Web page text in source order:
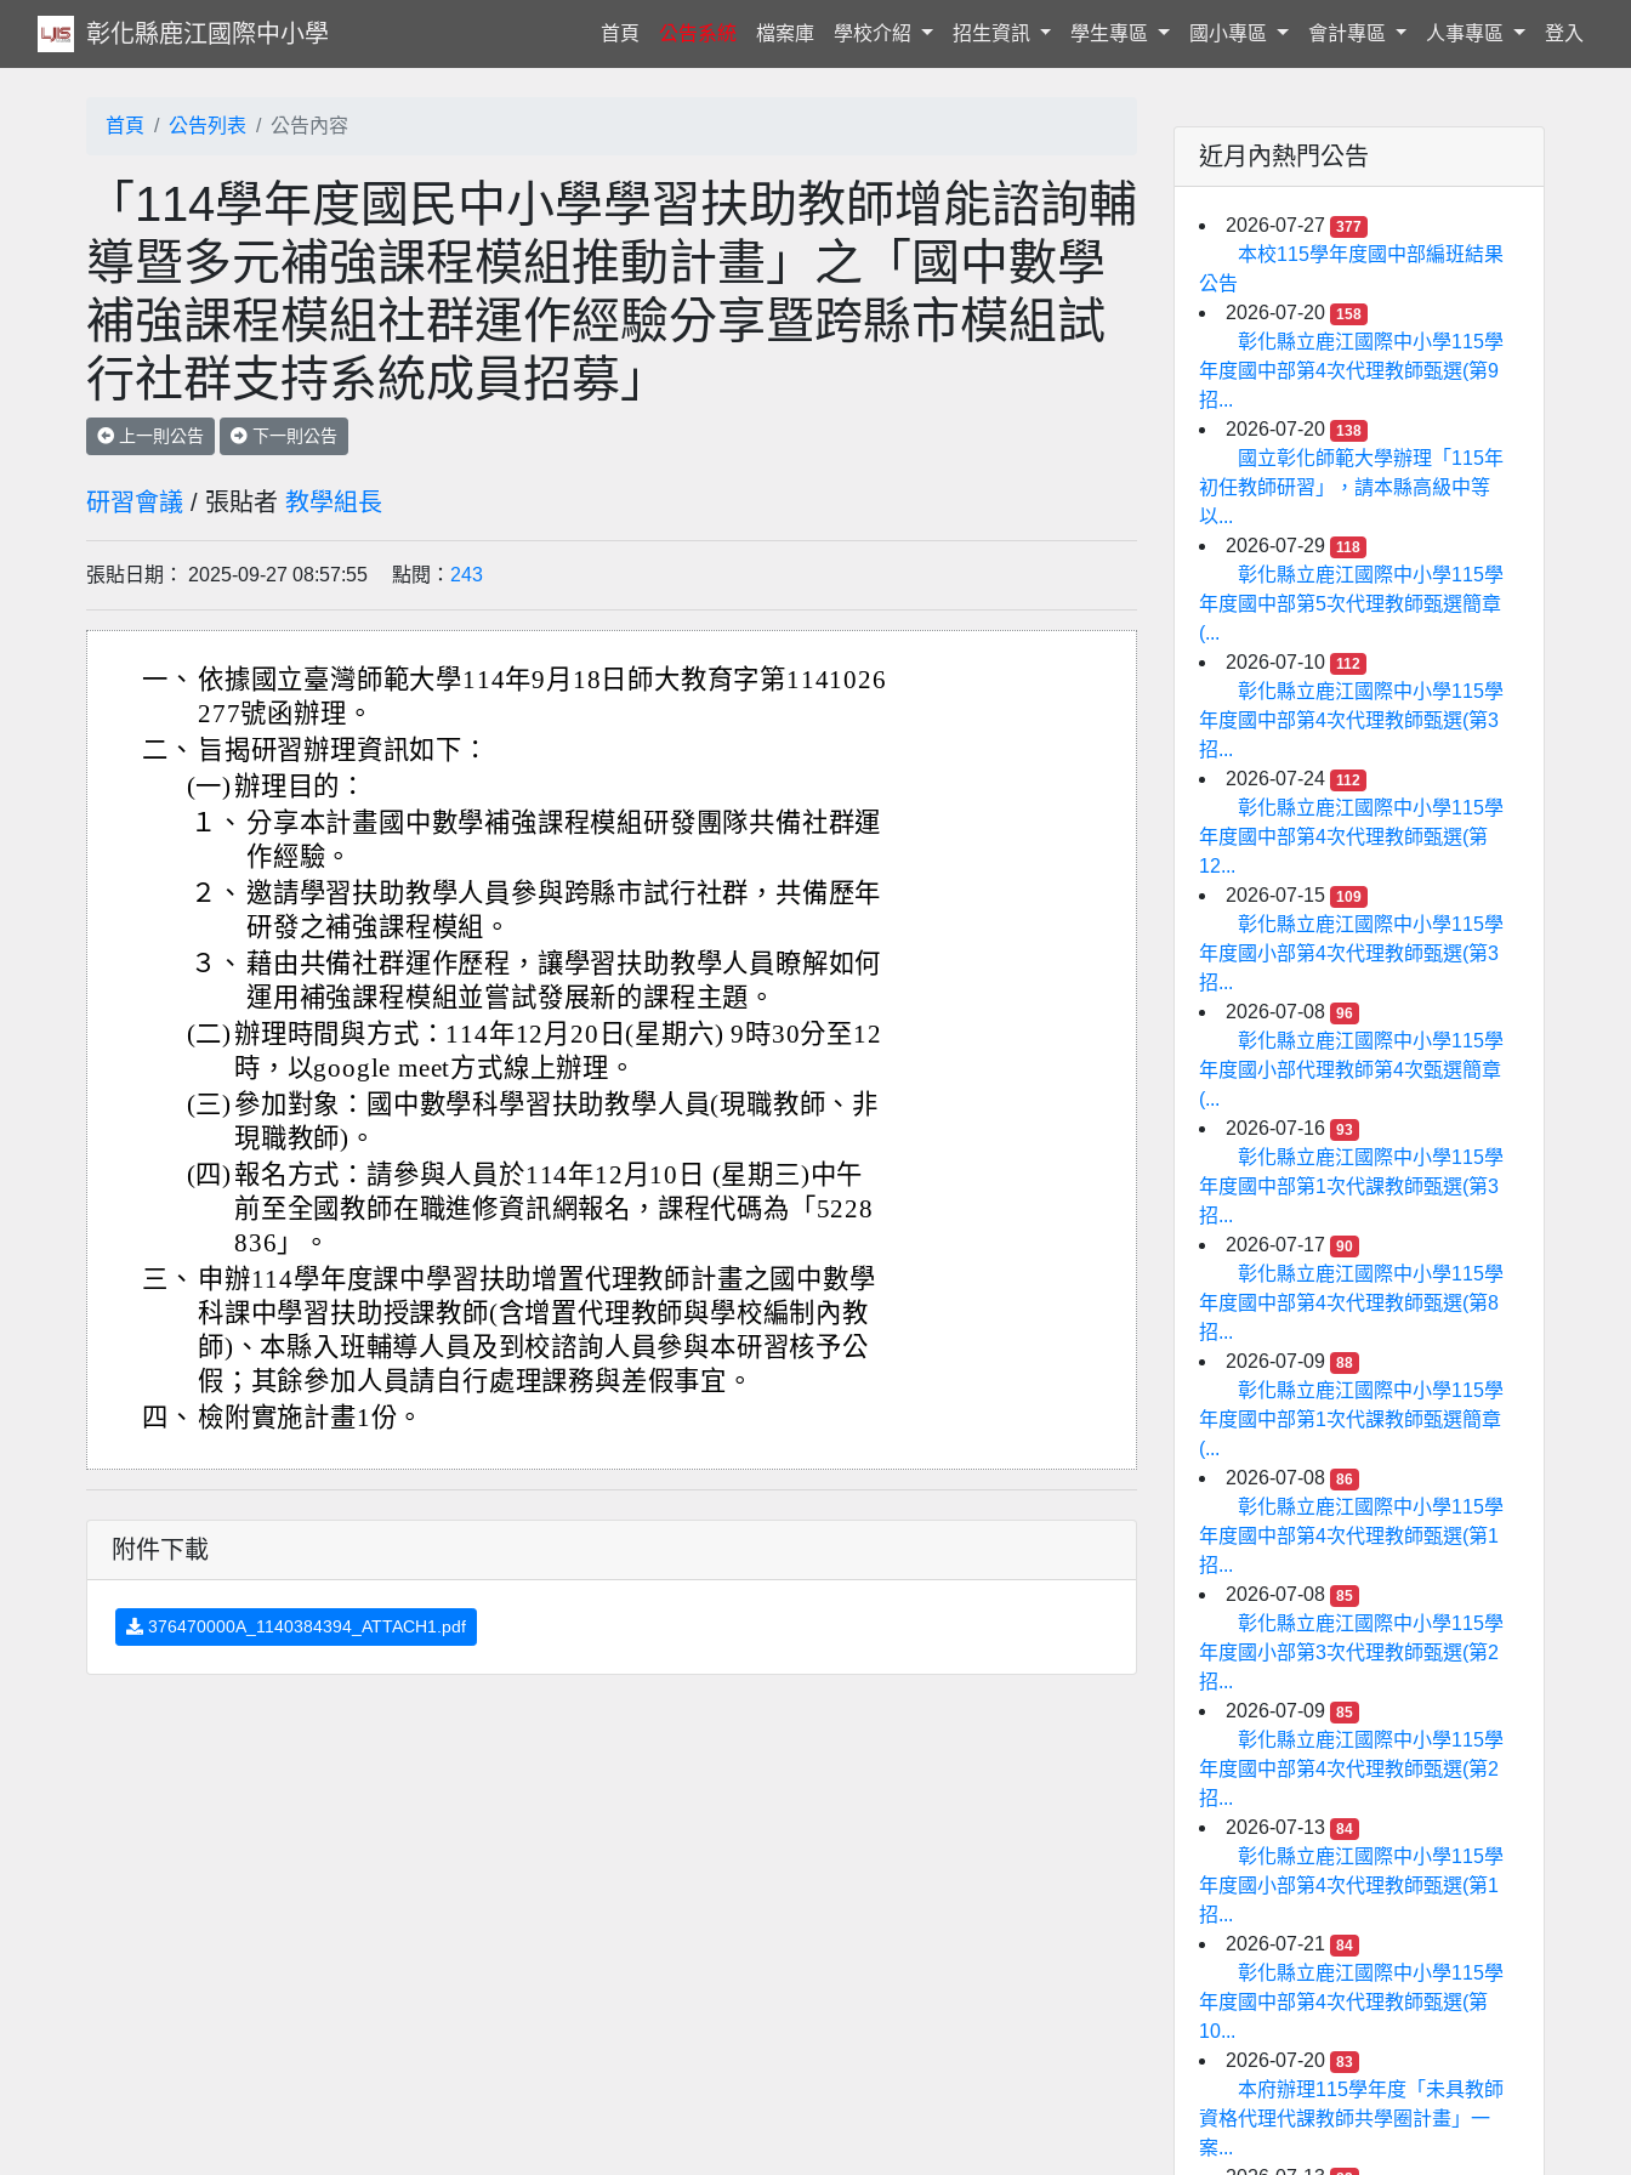
彰化縣鹿江國際中小學 首頁(current)
公告系統 檔案庫 學校介紹 招生資訊 學生專區 國小專區 會計專區 人事專區 登入
首頁 公告列表 公告內容
「114學年度國民中小學學習扶助教師增能諮詢輔
導暨多元補強課程模組推動計畫」之「國中數學
補強課程模組社群運作經驗分享暨跨縣市模組試
行社群支持系統成員招募」
上一則公告 下一則公告
研習會議 / 張貼者 教學組長
張貼日期： 2025-09-27 08:57:55 點閱： 243
一、 依據國立臺灣師範大學114年9月18日師大教育字第1141026
277號函辦理。
二、 旨揭研習辦理資訊如下：
(一)辦理目的：
１、 分享本計畫國中數學補強課程模組研發團隊共備社群運
作經驗。
２、 邀請學習扶助教學人員參與跨縣市試行社群，共備歷年
研發之補強課程模組。
３、 藉由共備社群運作歷程，讓學習扶助教學人員瞭解如何
運用補強課程模組並嘗試發展新的課程主題。
(二)辦理時間與方式：114年12月20日(星期六) 9時30分至12
時，以google meet方式線上辦理。
(三) 參加對象：國中數學科學習扶助教學人員(現職教師、非
現職教師)。
(四) 報名方式：請參與人員於114年12月10日 (星期三)中午
前至全國教師在職進修資訊網報名，課程代碼為「5228
836」。
三、 申辦114學年度課中學習扶助增置代理教師計畫之國中數學
科課中學習扶助授課教師(含增置代理教師與學校編制內教
師)、本縣入班輔導人員及到校諮詢人員參與本研習核予公
假；其餘參加人員請自行處理課務與差假事宜。
四、 檢附實施計畫1份。
附件下載
376470000A_1140384394_ATTACH1.pdf
近月內熱門公告
2026-07-27 377
本校115學年度國中部編班結果
公告
2026-07-20
158
彰化縣立鹿江國際中小學115學
年度國中部第4次代理教師甄選(第9
招...
2026-07-20
138
國立彰化師範大學辦理「115年
初任教師研習」，請本縣高級中等
以...
2026-07-29
118
彰化縣立鹿江國際中小學115學
年度國中部第5次代理教師甄選簡章
(...
2026-07-10
112
彰化縣立鹿江國際中小學115學
年度國中部第4次代理教師甄選(第3
招...
2026-07-24
112
彰化縣立鹿江國際中小學115學
年度國中部第4次代理教師甄選(第
12...
2026-07-15
109
彰化縣立鹿江國際中小學115學
年度國小部第4次代理教師甄選(第3
招...
2026-07-08
96
彰化縣立鹿江國際中小學115學
年度國小部代理教師第4次甄選簡章
(...
2026-07-16
93
彰化縣立鹿江國際中小學115學
年度國中部第1次代課教師甄選(第3
招...
2026-07-17
90
彰化縣立鹿江國際中小學115學
年度國中部第4次代理教師甄選(第8
招...
2026-07-09
88
彰化縣立鹿江國際中小學115學
年度國中部第1次代課教師甄選簡章
(...
2026-07-08
86
彰化縣立鹿江國際中小學115學
年度國中部第4次代理教師甄選(第1
招...
2026-07-08
85
彰化縣立鹿江國際中小學115學
年度國小部第3次代理教師甄選(第2
招...
2026-07-09
85
彰化縣立鹿江國際中小學115學
年度國中部第4次代理教師甄選(第2
招...
2026-07-13
84
彰化縣立鹿江國際中小學115學
年度國小部第4次代理教師甄選(第1
招...
2026-07-21
84
彰化縣立鹿江國際中小學115學
年度國中部第4次代理教師甄選(第
10...
2026-07-20
83
本府辦理115學年度「未具教師
資格代理代課教師共學圈計畫」一
案...